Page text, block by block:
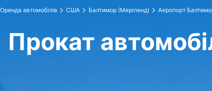
Оренда автомобілів США Балтимор (Меріленд) Аеропорт
Прокат